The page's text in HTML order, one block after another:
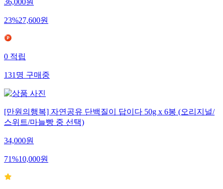
36,000원
23%27,600원
0적립
131명구매중
[만원의행복] 자연공유 단백질이 답이다 50g x 6봉 (오리지널/
스위트/마늘빵 중 선택)
34,000원
71%10,000원